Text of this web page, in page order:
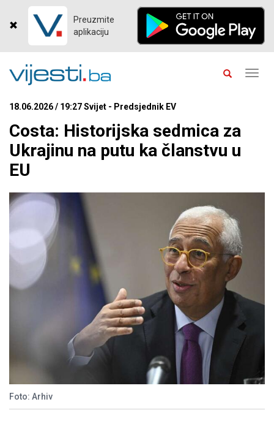
Preuzmite
aplikaciju
18.06.2026 / 19:27 Svijet - Predsjednik EV
Costa: Historijska sedmica za
Ukrajinu na putu ka članstvu u
EU
Foto: Arhiv